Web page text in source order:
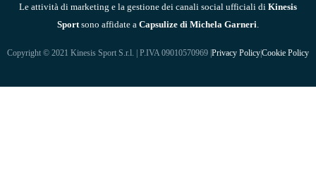
Le attività di marketing e la gestione dei canali social ufficiali di Kinesis
Sport sono affidate a Capsulize di Michela Garneri
Copyright © 2021 Kinesis Sport S.r.l. | P.IVA 09010570969 | Privacy PolicyCookie Policy